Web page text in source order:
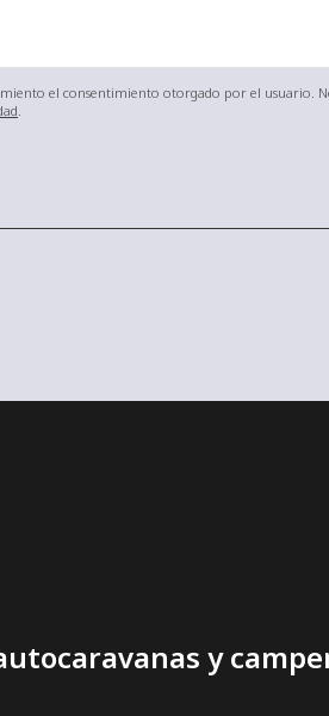
el consentimiento otorgado por el usuario.
.
y